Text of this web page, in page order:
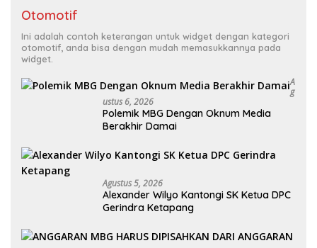
Otomotif
Ini adalah contoh keterangan untuk widget dengan kategori
otomotif, anda bisa dengan mudah memasukkannya pada
widget.
A
G
Ustus 6, 2026
Polemik MBG Dengan Oknum Media
Berakhir Damai
Agustus 5, 2026
Alexander Wilyo Kantongi SK Ketua DPC
Gerindra Ketapang